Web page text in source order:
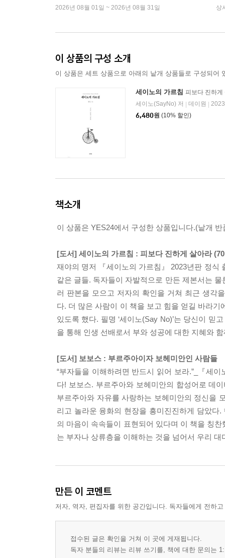
2026년 08월 01일 ~ 2026년 08월 31일 상
이 상품의 구성 소개
이 상품은 세트 상품으로 아래의 낱개 상품들로 구성되어
세이노의 가르침 피보다 진하게
세이노(SayNo) 저
데이원
6,480원 (10% 할인)
책소개
이 상품은 YES24에서 구성한 상품입니다.(낱개 반
[도서] 세이노의 가르침 : 피보다 진하게 살아라
재야의 명저 『세이노의 가르침』 2023년판 정식
같은 글들. 독자들이 자발적으로 만든 제본서는
러 판본을 모으고 저자의 확인을 거쳐 최근 생각
다. 더 많은 사람이 이 책을 보고 힘을 얻길 바라
있도록 했다. 필명 ‘세이노(Say No)’는 당신이 믿
을 통해 인생 선배로서 부와 성공에 대한 지혜와
[도서] 보보스 : 부르주아이자 보헤미안인 사람들
“부자들을 이해하려면 반드시 읽어 보라.”_『세
다! 보보스. 부르주아와 보헤미안의 합성어로 데
부르주아와 자유를 사랑하는 보헤미안의 정신을
리고 놀라운 융화의 현장을 흥미진진하게 담았
의 마음이 속속들이 표현되어 있다며 이 책을 칭
는 부자나 상류층을 이해하는 것을 넘어서 우리
만든 이 코멘트
저자, 역자, 편집자를 위한 공간입니다. 독자들에게 전하
접수된 글은 확인을 거쳐 이 곳에 게재됩니다.
독자 분들의 리뷰는 리뷰 쓰기를, 책에 대한 문의는